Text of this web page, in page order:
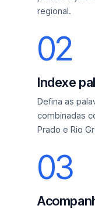
regional.
02
Indexe
Defina as
combinadas
Prado e Rio
03